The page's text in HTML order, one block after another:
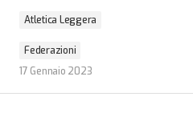
Atletica Leggera
Federazioni
17 Gennaio 2023